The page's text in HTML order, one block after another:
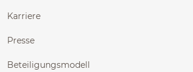
Karriere
Presse
Beteiligungsmodell